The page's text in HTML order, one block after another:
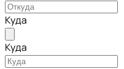
Куда
Куда